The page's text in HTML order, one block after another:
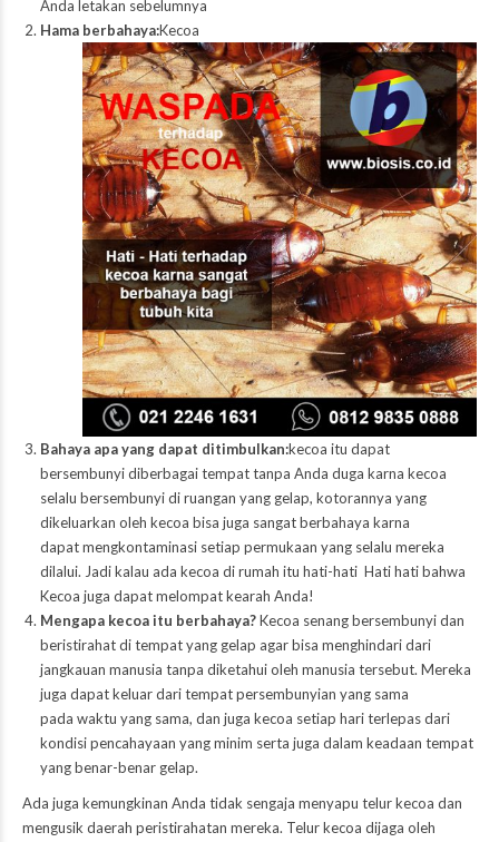
Anda letakan sebelumnya
Hama berbahaya:Kecoa
Bahaya apa yang dapat ditimbulkan:kecoa itu dapat
bersembunyi diberbagai tempat tanpa Anda duga karna kecoa
selalu bersembunyi di ruangan yang gelap, kotorannya yang
dikeluarkan oleh kecoa bisa juga sangat berbahaya karna
dapat mengkontaminasi setiap permukaan yang selalu mereka
dilalui. Jadi kalau ada kecoa di rumah itu hati-hati Hati hati bahwa
Kecoa juga dapat melompat kearah Anda!
Mengapa kecoa itu berbahaya?Kecoa senang bersembunyi dan
beristirahat di tempat yang gelap agar bisa menghindari dari
jangkauan manusia tanpa diketahui oleh manusia tersebut. Mereka
juga dapat keluar dari tempat persembunyian yang sama
pada waktu yang sama, dan juga kecoa setiap hari terlepas dari
kondisi pencahayaan yang minim serta juga dalam keadaan tempat
yang benar-benar gelap.
Ada juga kemungkinan Anda tidak sengaja menyapu telur kecoa dan
mengusik daerah peristirahatan mereka. Telur kecoa dijaga oleh